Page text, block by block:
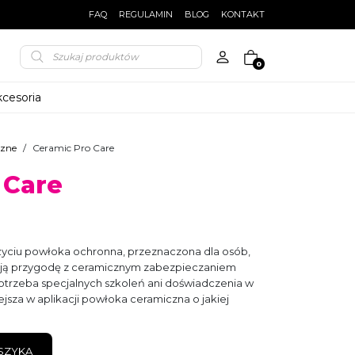
FAQ REGULAMIN BLOG KONTAKT
Wyszukiwarka
produktów
0
/ Ceramic Pro Care
powłoka ochronna, przeznaczona dla osób,
przygodę z ceramicznym zabezpieczaniem
specjalnych szkoleń ani doświadczenia w
w aplikacji powłoka ceramiczna o jakiej